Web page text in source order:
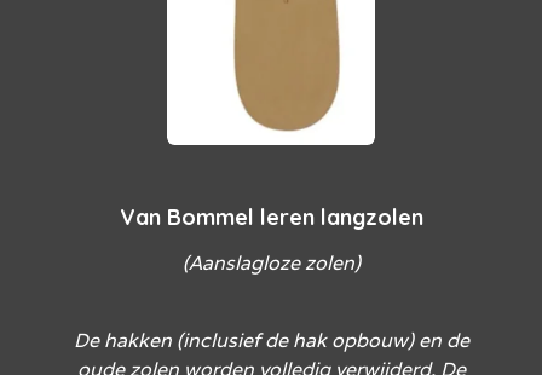
Van Bommel leren langzolen
(Aanslagloze zolen)
De hakken (inclusief de hak opbouw) en de
oude zolen worden volledig verwijderd. De